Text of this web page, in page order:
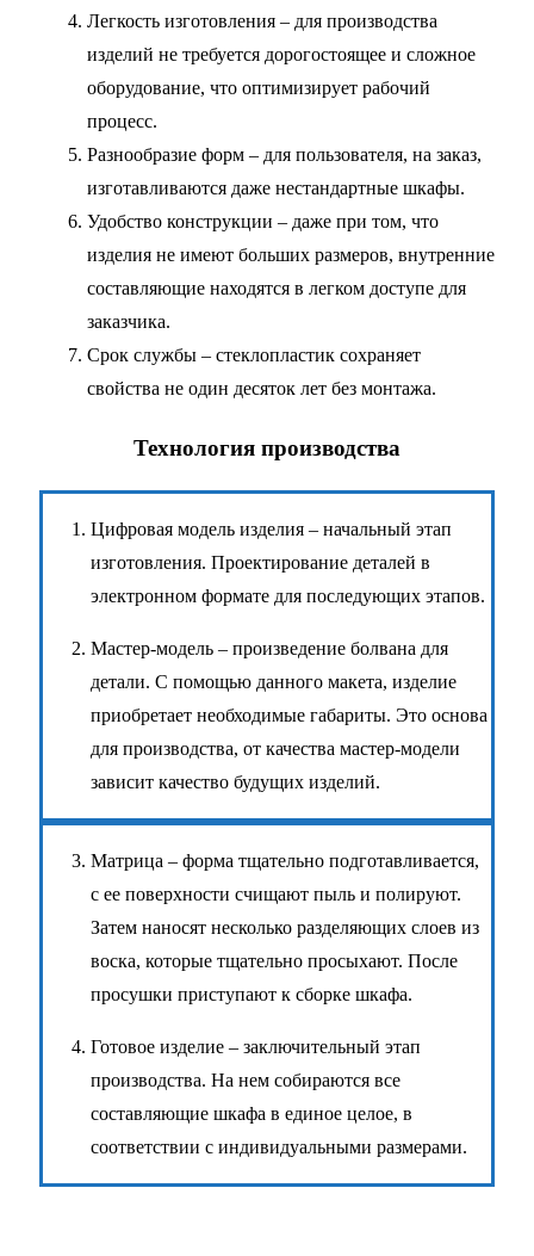
Легкость изготовления – для производства
изделий не требуется дорогостоящее и сложное
оборудование, что оптимизирует рабочий
процесс.
Разнообразие форм – для пользователя, на заказ,
изготавливаются даже нестандартные шкафы.
Удобство конструкции – даже при том, что
изделия не имеют больших размеров, внутренние
составляющие находятся в легком доступе для
заказчика.
Срок службы – стеклопластик сохраняет
свойства не один десяток лет без монтажа.
Технология производства
Цифровая модель изделия – начальный этап
изготовления. Проектирование деталей в
электронном формате для последующих этапов.
Мастер-модель – произведение болвана для
детали. С помощью данного макета, изделие
приобретает необходимые габариты. Это основа
для производства, от качества мастер-модели
зависит качество будущих изделий.
Матрица – форма тщательно подготавливается,
с ее поверхности счищают пыль и полируют.
Затем наносят несколько разделяющих слоев из
воска, которые тщательно просыхают. После
просушки приступают к сборке шкафа.
Готовое изделие – заключительный этап
производства. На нем собираются все
составляющие шкафа в единое целое, в
соответствии с индивидуальными размерами.